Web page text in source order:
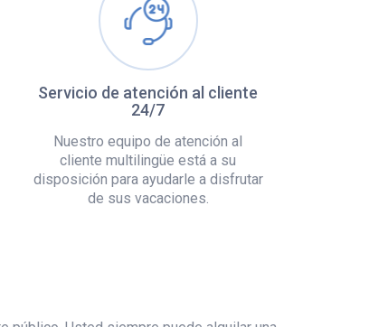
Servicio de atención al cliente
24/7
Nuestro equipo de atención al
cliente multilingüe está a su
disposición para ayudarle a disfrutar
de sus vacaciones.